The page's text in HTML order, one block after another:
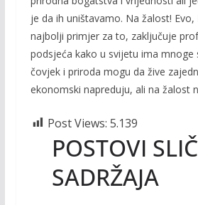
je da ih uništavamo. Na žalost!
najbolji primjer za to, zaključuje
podsjeća kako u svijetu ima mnoge
čovjek i priroda mogu da žive
ekonomski napreduju, ali na žalost
Post Views: 5.139
POSTOVI
SADRŽAJA